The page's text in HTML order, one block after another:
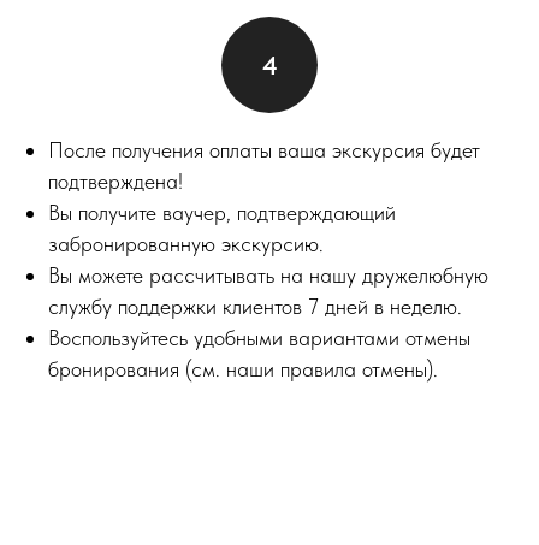
После получения оплаты ваша экскурсия будет
подтверждена!
Вы получите ваучер, подтверждающий
забронированную экскурсию.
Вы можете рассчитывать на нашу дружелюбную
службу поддержки клиентов 7 дней в неделю.
Воспользуйтесь удобными вариантами отмены
бронирования (см. наши правила отмены).